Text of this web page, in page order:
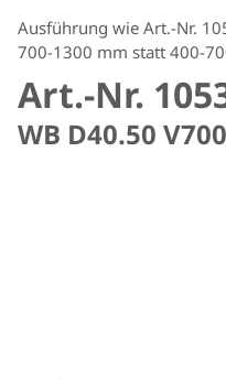
Ausführung wie Art.-Nr.
700-1300 mm statt 400-
Art.-Nr.
WB D40.50